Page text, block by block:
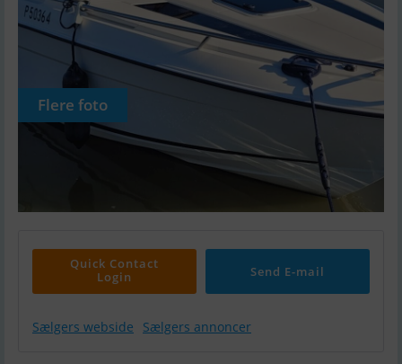
Flere foto
Quick Contact
Login
Send E-mail
Sælgers webside Sælgers annoncer